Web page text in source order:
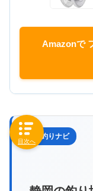
Amazonで
🗺️ 釣りナビ
目次へ